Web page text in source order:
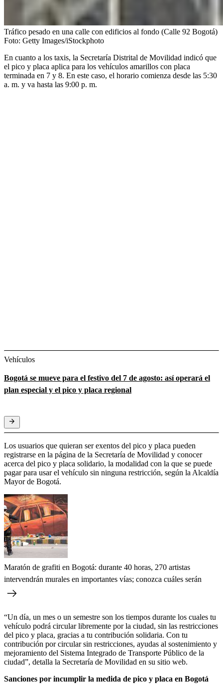
Tráfico pesado en una calle con edificios al fondo (Calle 92 Bogotá)
Foto: Getty Images/iStockphoto
En cuanto a los taxis, la Secretaría Distrital de Movilidad indicó que
el pico y placa aplica para los vehículos amarillos con placa
terminada en 7 y 8. En este caso, el horario comienza desde las 5:30
a. m. y va hasta las 9:00 p. m.
Vehículos
Bogotá se mueve para el festivo del 7 de agosto: así operará el
plan especial y el pico y placa regional
Los usuarios que quieran ser exentos del pico y placa pueden
registrarse en la página de la Secretaría de Movilidad y conocer
acerca del pico y placa solidario, la modalidad con la que se puede
pagar para usar el vehículo sin ninguna restricción, según la Alcaldía
Mayor de Bogotá.
Maratón de grafiti en Bogotá: durante 40 horas, 270 artistas
intervendrán murales en importantes vías; conozca cuáles serán
“Un día, un mes o un semestre son los tiempos durante los cuales tu
vehículo podrá circular libremente por la ciudad, sin las restricciones
del pico y placa, gracias a tu contribución solidaria. Con tu
contribución por circular sin restricciones, ayudas al sostenimiento y
mejoramiento del Sistema Integrado de Transporte Público de la
ciudad”, detalla la Secretaría de Movilidad en su sitio web.
Sanciones por incumplir la medida de pico y placa en Bogotá